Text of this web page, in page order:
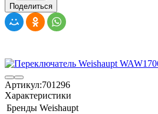
Поделиться
Артикул:701296
Характеристики
Бренды Weishaupt